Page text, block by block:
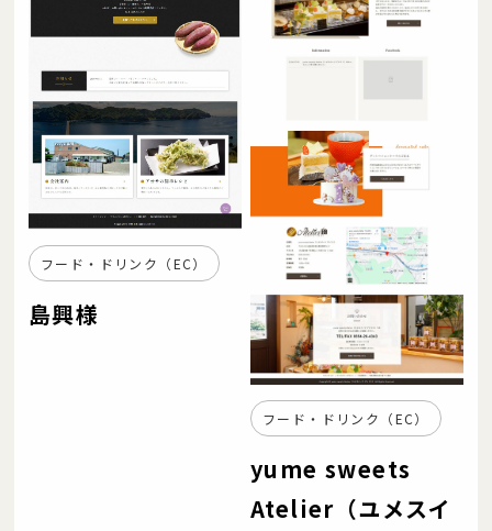
フード・ドリンク（EC）
島興様
フード・ドリンク（EC）
yume sweets
Atelier（ユメスイ